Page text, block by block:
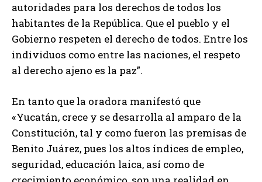
autoridades para los derechos de todos los
habitantes de la República. Que el pueblo y el
Gobierno respeten el derecho de todos. Entre los
individuos como entre las naciones, el respeto
al derecho ajeno es la paz”.
En tanto que la oradora manifestó que
«Yucatán, crece y se desarrolla al amparo de la
Constitución, tal y como fueron las premisas de
Benito Juárez, pues los altos índices de empleo,
seguridad, educación laica, así como de